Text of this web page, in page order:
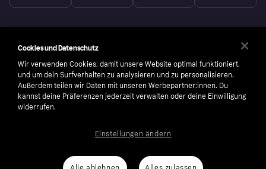
number: 556737-0431
Cookies und Datenschutz
Wir verwenden Cookies, damit unsere Website optimal funktioniert,
und um dein Surfverhalten zu analysieren und zu personalisieren.
Außerdem teilen wir Daten mit unseren Werbepartner:innen. Du
kannst deine Präferenzen jederzeit verwalten oder deine Einwilligung
widerrufen.
Einstellungen ändern